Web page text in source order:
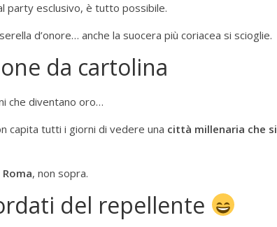
party esclusivo, è tutto possibile.
d’onore… anche la suocera più coriacea si scioglie.
da cartolina
che diventano oro…
capita tutti i giorni di vedere una città millenaria che si
, non sopra.
del repellente